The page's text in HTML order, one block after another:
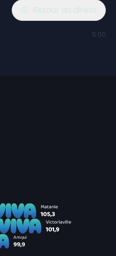
Retour au direct
5:00